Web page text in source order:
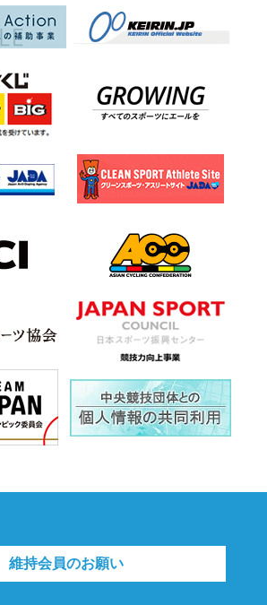
維持会員のお願い